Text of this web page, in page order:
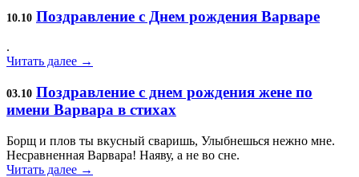
10.10 Поздравление с Днем рождения Варваре
.
Читать далее →
03.10 Поздравление с днем рождения жене по
имени Варвара в стихах
Борщ и плов ты вкусный сваришь, Улыбнешься нежно мне.
Несравненная Варвара! Наяву, а не во сне.
Читать далее →